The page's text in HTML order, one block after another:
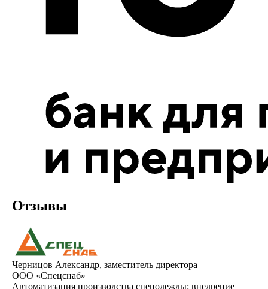
Отзывы
Черницов Александр, заместитель директора
ООО «Спецснаб»
Автоматизация производства спецодежды: внедрение